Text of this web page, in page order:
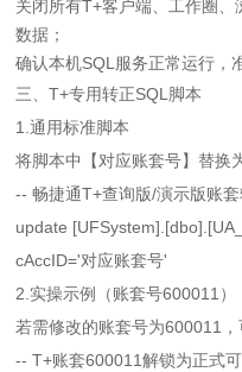
关闭所有T+客户端、工作圈
数据；
确认本机SQL服务正常运行，
三、T+专用转正SQL脚本
1.通用标准脚本
将脚本中【对应账套号】替换
-- 畅捷通T+查询版/演示版账
update
cAccID='对应账套号'
2.实操示例（账套号600011）
若需修改的账套号为600011，
-- T+账套600011解锁为正式